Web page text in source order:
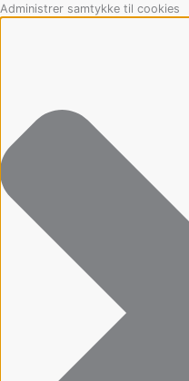
Administrer samtykke til cookies
Funktionsdygtig
Præferencer
Statistikker
Marketing
Gå